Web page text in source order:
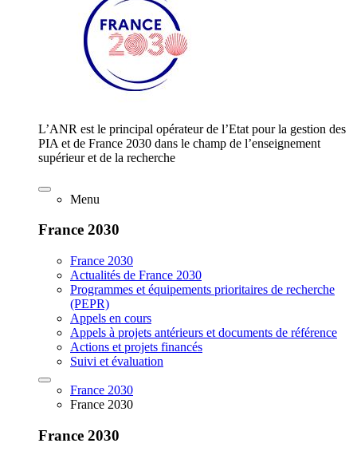
L’ANR est le principal opérateur de l’Etat pour la gestion des
PIA et de France 2030 dans le champ de l’enseignement
supérieur et de la recherche
Menu
France 2030
France 2030
Actualités de France 2030
Programmes et équipements prioritaires de recherche
(PEPR)
Appels en cours
Appels à projets antérieurs et documents de référence
Actions et projets financés
Suivi et évaluation
France 2030
France 2030
France 2030